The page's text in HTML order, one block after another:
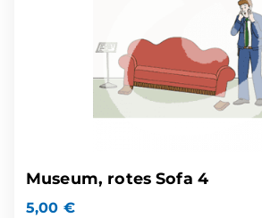
Museum, rotes Sofa 4
5,00 €